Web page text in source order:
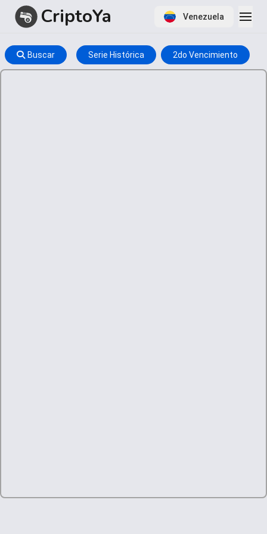
CriptoYa Venezuela
Buscar Serie Histórica 2do Vencimiento